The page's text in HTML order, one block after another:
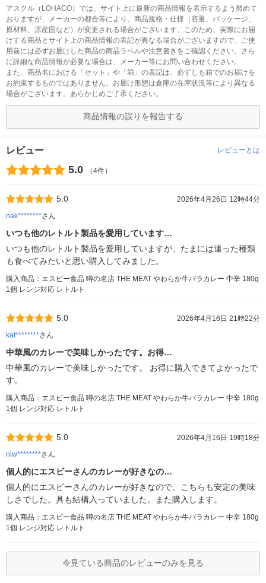
アスクル（LOHACO）では、サイト上に最新の商品情報を表示するよう努めて
おりますが、メーカーの都合等により、商品規格・仕様（容量、パッケージ、
原材料、原産国など）が変更される場合がございます。このため、実際にお届
けする商品とサイト上の商品情報の表記が異なる場合がございますので、ご使
用前には必ずお届けした商品の商品ラベルや注意書きをご確認ください。さら
に詳細な商品情報が必要な場合は、メーカー等にお問い合わせください。
また、商品名における「セット」や「箱」の表記は、必ずしも箱でのお届けを
お約束するものではありません。お届け形態は倉庫の在庫状況等により異なる
場合がございます。あらかじめご了承ください。
商品情報の誤りを報告する
レビュー レビューとは
5.0 （4件）
5.0
2026年4月26日 12時44分
nak********さん
いつも他のレトルト製品を愛用しています…
いつも他のレトルト製品を愛用していますが、たまには違った種類
も食べてみたいと思い購入してみました。
購入商品：エスビー食品 噂の名店 THE MEAT やわらか牛バラカレー 中辛 180g
1個 レンジ対応 レトルト
5.0
2026年4月16日 21時22分
kat********さん
中華風のカレーで美味しかったです。お得…
中華風のカレーで美味しかったです。 お得に購入できてよかったで
す。
購入商品：エスビー食品 噂の名店 THE MEAT やわらか牛バラカレー 中辛 180g
1個 レンジ対応 レトルト
5.0
2026年4月16日 19時18分
niw********さん
個人的にエスビーさんのカレーが好きなの…
個人的にエスビーさんのカレーが好きなので、こちらも安定の美味
しさでした。具も結構入っていました。また購入します。
購入商品：エスビー食品 噂の名店 THE MEAT やわらか牛バラカレー 中辛 180g
1個 レンジ対応 レトルト
今見ている商品のレビューのみを見る